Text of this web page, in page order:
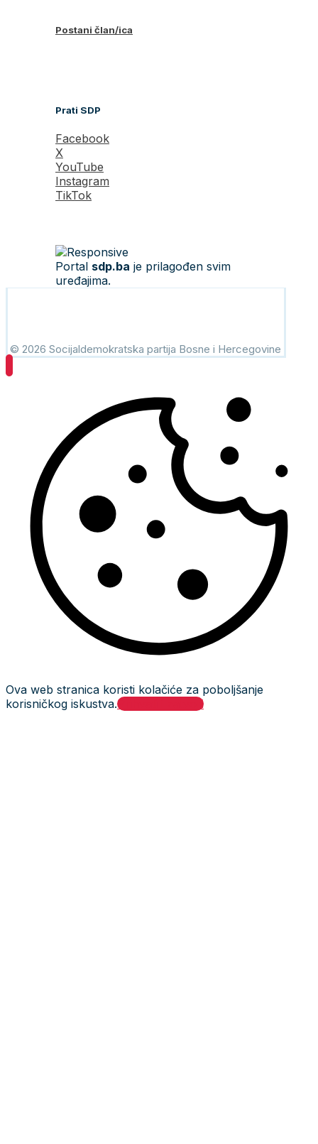
Postani član/ica
Prati SDP
Facebook
X
YouTube
Instagram
TikTok
Portal sdp.ba je prilagođen svim
uređajima.
© 2026 Socijaldemokratska partija Bosne i Hercegovine
Ova web stranica koristi kolačiće za poboljšanje
korisničkog iskustva.Prihvati i zatvori